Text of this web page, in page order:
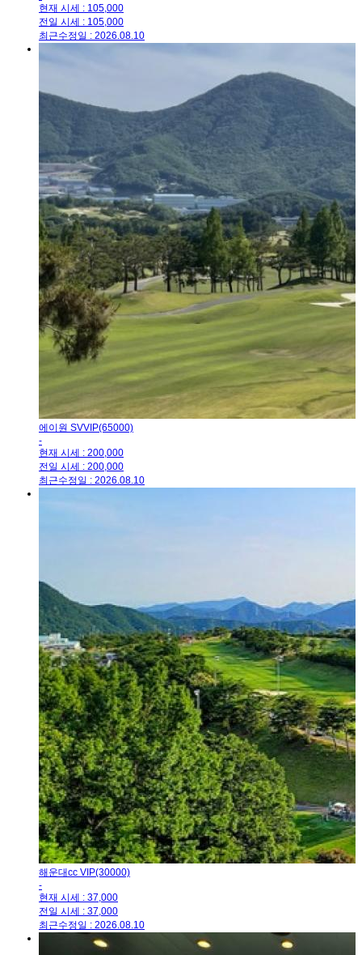
현재 시세 : 105,000
전일 시세 : 105,000
최근수정일 : 2026.08.10
에이원 SVVIP(65000)
-
현재 시세 : 200,000
전일 시세 : 200,000
최근수정일 : 2026.08.10
해운대cc VIP(30000)
-
현재 시세 : 37,000
전일 시세 : 37,000
최근수정일 : 2026.08.10